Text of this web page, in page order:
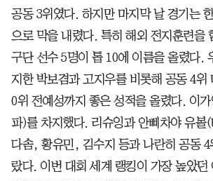
공동 3위였다. 하지만 마지막 날 경기는
으로 막을 내렸다. 특히 해외 전지훈련을
구단 선수 5명이 톱 10에 이름을 올렸다.
지한 박보겸과 고지우를 비롯해 공동 4위
0위 전예성까지 좋은 성적을 올렸다. 이
파)를 차지했다. 리슈잉과 안삐차야 유볼
다솜, 황유민, 김수지 등과 나란히 공동
랐다. 이번 대회 세계 랭킹이 가장 높았던